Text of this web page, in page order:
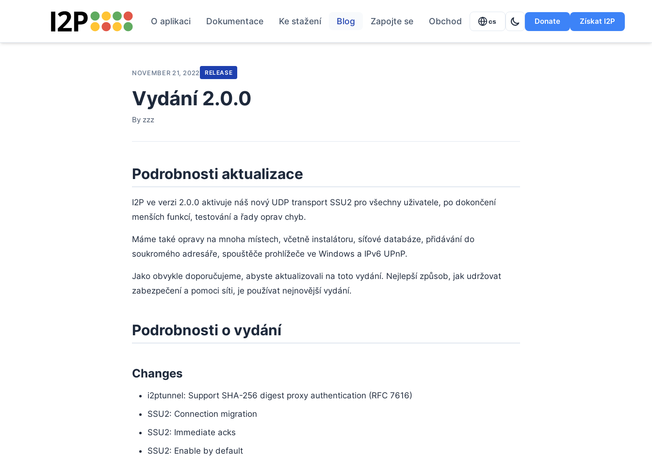
O aplikaci Dokumentace Ke stažení Blog Zapojte se Obchod cs Donate Získat I2P
NOVEMBER 21, 2022 RELEASE
Vydání 2.0.0
By zzz
Podrobnosti aktualizace
I2P ve verzi 2.0.0 aktivuje náš nový UDP transport SSU2 pro všechny uživatele, po dokončení
menších funkcí, testování a řady oprav chyb.
Máme také opravy na mnoha místech, včetně instalátoru, síťové databáze, přidávání do
soukromého adresáře, spouštěče prohlížeče ve Windows a IPv6 UPnP.
Jako obvykle doporučujeme, abyste aktualizovali na toto vydání. Nejlepší způsob, jak udržovat
zabezpečení a pomoci síti, je používat nejnovější vydání.
Podrobnosti o vydání
Changes
i2ptunnel: Support SHA-256 digest proxy authentication (RFC 7616)
SSU2: Connection migration
SSU2: Immediate acks
SSU2: Enable by default